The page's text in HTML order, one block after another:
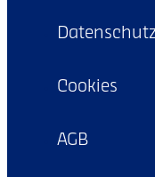
Cookies
AGB